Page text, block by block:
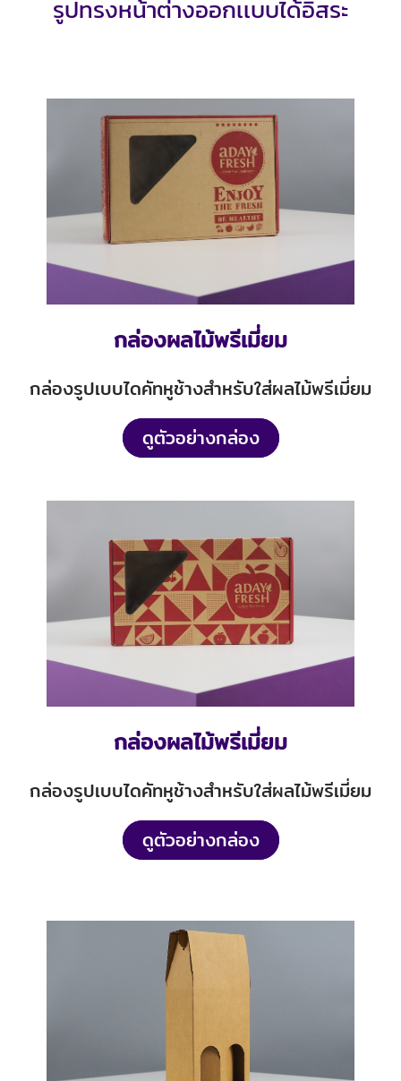
รูปทรงหน้าต่างออกเเบบได้อิสระ
กล่องผลไม้พรีเมี่ยม
กล่องรูปเบบไดคัทหูช้างสำหรับใส่ผลไม้พรีเมี่ยม
ดูตัวอย่างกล่อง
กล่องผลไม้พรีเมี่ยม
กล่องรูปเบบไดคัทหูช้างสำหรับใส่ผลไม้พรีเมี่ยม
ดูตัวอย่างกล่อง